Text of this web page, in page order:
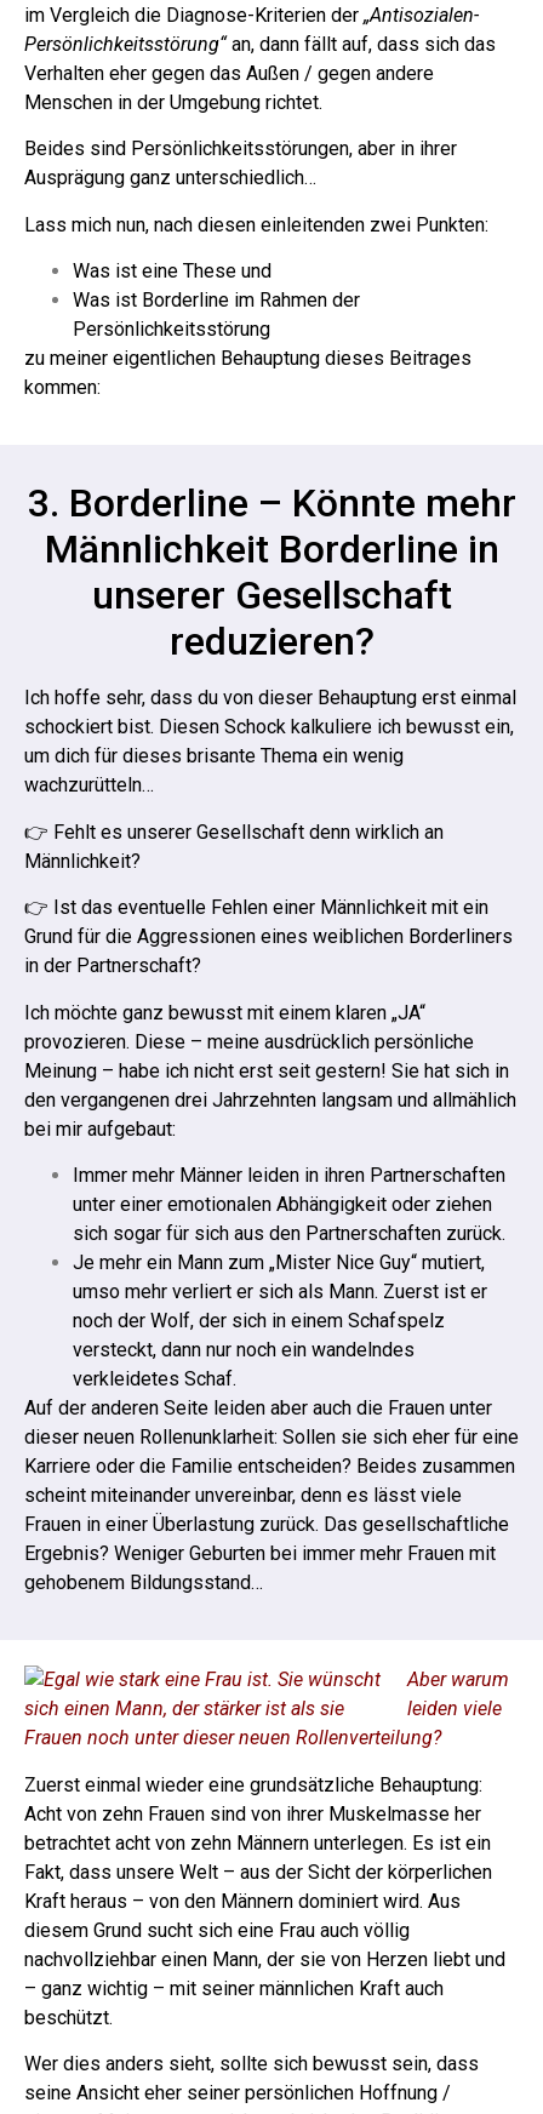
im Vergleich die Diagnose-Kriterien der „Antisozialen-
Persönlichkeitsstörung“an, dann fällt auf, dass sich das
Verhalten eher gegen das Außen / gegen andere
Menschen in der Umgebung richtet.
Beides sind Persönlichkeitsstörungen, aber in ihrer
Ausprägung ganz unterschiedlich…
Lass mich nun, nach diesen einleitenden zwei Punkten:
Was ist eine These und
Was ist Borderline im Rahmen der
Persönlichkeitsstörung
zu meiner eigentlichen Behauptung dieses Beitrages
kommen:
3. Borderline – Könnte mehr
Männlichkeit Borderline in
unserer Gesellschaft
reduzieren?
Ich hoffe sehr, dass du von dieser Behauptung erst einmal
schockiert bist. Diesen Schock kalkuliere ich bewusst ein,
um dich für dieses brisante Thema ein wenig
wachzurütteln…
👉 Fehlt es unserer Gesellschaft denn wirklich an
Männlichkeit?
👉 Ist das eventuelle Fehlen einer Männlichkeit mit ein
Grund für die Aggressionen eines weiblichen Borderliners
in der Partnerschaft?
Ich möchte ganz bewusst mit einem klaren „JA“
provozieren. Diese – meine ausdrücklich persönliche
Meinung – habe ich nicht erst seit gestern! Sie hat sich in
den vergangenen drei Jahrzehnten langsam und allmählich
bei mir aufgebaut:
Immer mehr Männer leiden in ihren Partnerschaften
unter einer emotionalen Abhängigkeit oder ziehen
sich sogar für sich aus den Partnerschaften zurück.
Je mehr ein Mann zum „Mister Nice Guy“ mutiert,
umso mehr verliert er sich als Mann. Zuerst ist er
noch der Wolf, der sich in einem Schafspelz
versteckt, dann nur noch ein wandelndes
verkleidetes Schaf.
Auf der anderen Seite leiden aber auch die Frauen unter
dieser neuen Rollenunklarheit: Sollen sie sich eher für eine
Karriere oder die Familie entscheiden? Beides zusammen
scheint miteinander unvereinbar, denn es lässt viele
Frauen in einer Überlastung zurück. Das gesellschaftliche
Ergebnis? Weniger Geburten bei immer mehr Frauen mit
gehobenem Bildungsstand…
Aber warum
leiden viele
Frauen noch unter dieser neuen Rollenverteilung?
Zuerst einmal wieder eine grundsätzliche Behauptung:
Acht von zehn Frauen sind von ihrer Muskelmasse her
betrachtet acht von zehn Männern unterlegen. Es ist ein
Fakt, dass unsere Welt – aus der Sicht der körperlichen
Kraft heraus – von den Männern dominiert wird. Aus
diesem Grund sucht sich eine Frau auch völlig
nachvollziehbar einen Mann, der sie von Herzen liebt und
– ganz wichtig – mit seiner männlichen Kraft auch
beschützt.
Wer dies anders sieht, sollte sich bewusst sein, dass
seine Ansicht eher seiner persönlichen Hoffnung /